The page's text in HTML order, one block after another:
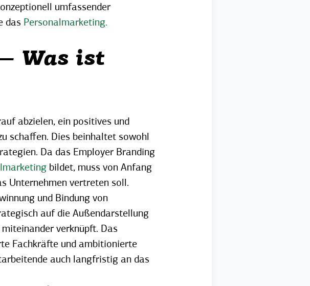
umfassender
das Personalmarketing.
Was ist
abzielen, ein positives und
schaffen. Dies beinhaltet sowohl
Da das Employer Branding
bildet, muss von Anfang
Unternehmen vertreten soll.
und Bindung von
auf die Außendarstellung
miteinander verknüpft. Das
Fachkräfte und ambitionierte
auch langfristig an das